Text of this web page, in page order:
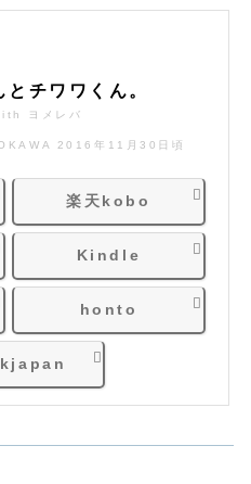
チワワくん。
ヨメレバ
2016年11月30日頃
楽天kobo
Kindle
honto